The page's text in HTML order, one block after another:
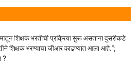
शिक्षक भरतीची प्रक्रिया सुरू असताना दुसरीकडे
शिक्षक भरण्याचा जीआर काढण्यात आला आहे.";
?